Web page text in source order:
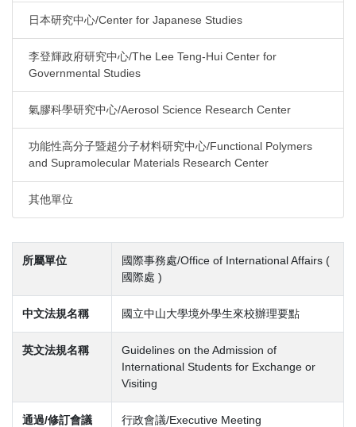
日本研究中心/Center for Japanese Studies
李登輝政府研究中心/The Lee Teng-Hui Center for
Governmental Studies
氣膠科學研究中心/Aerosol Science Research Center
功能性高分子暨超分子材料研究中心/Functional Polymers
and Supramolecular Materials Research Center
其他單位
所屬單位
國際事務處/Office of International Affairs (
國際處 )
中文法規名稱 國立中山大學境外學生來校辦理要點
英文法規名稱
Guidelines on the Admission of
International Students for Exchange or
Visiting
通過/修訂會議 行政會議/Executive Meeting